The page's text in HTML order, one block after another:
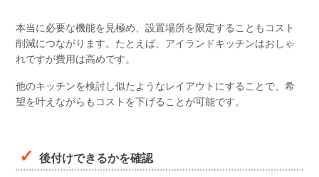
本当に必要な機能を見極め、設置場所を限定することもコスト
削減につながります。たとえば、アイランドキッチンはおしゃ
れですが費用は高めです。
他のキッチンを検討し似たようなレイアウトにすることで、希
望を叶えながらもコストを下げることが可能です。
後付けできるかを確認